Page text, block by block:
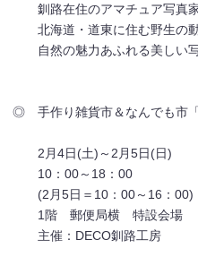
釧路在住のアマチュア写真家
北海道・道東に住む野生の動
自然の魅力あふれる美しい写
◎ 手作り雑貨市＆なんでも市「
2月4日(土)～2月5日(日)
10：00～18：00
(2月5日＝10：00～16：00)
1階 郵便局横 特設会場
主催：DECO釧路工房